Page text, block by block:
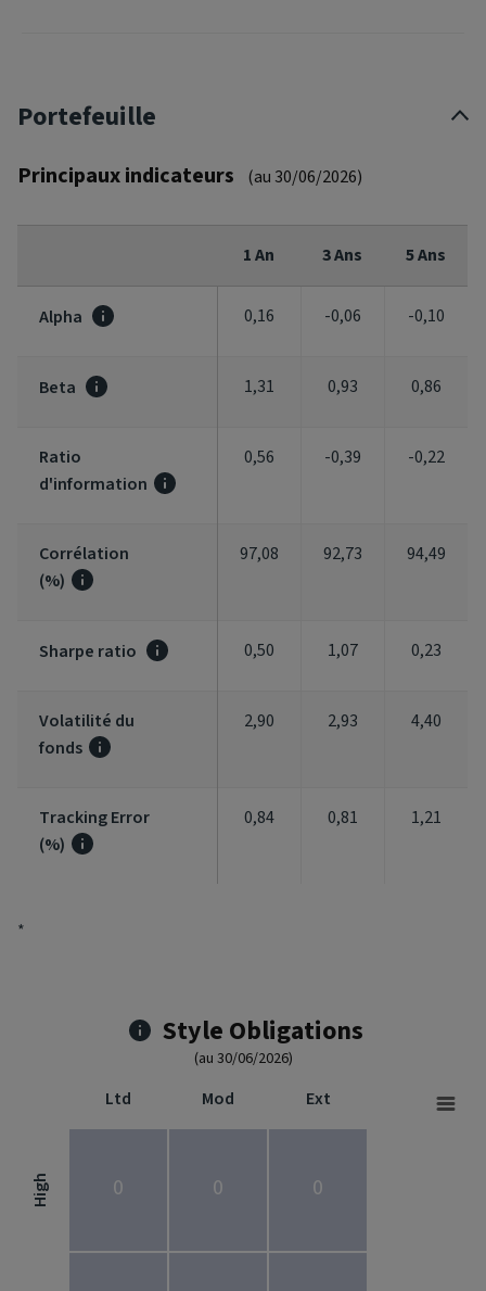
Portefeuille
Principaux indicateurs (au 30/06/2026)
1 An 3 Ans 5 Ans
Alpha 0,16 -0,06 -0,10
Beta 1,31 0,93 0,86
Ratio
d'information
0,56 -0,39 -0,22
Corrélation
(%)
97,08 92,73 94,49
Sharpe ratio 0,50 1,07 0,23
Volatilité du
fonds
2,90 2,93 4,40
Tracking Error
(%)
0,84 0,81 1,21
*
Style Obligations
(au 30/06/2026)
Fixed Income Style chart. The chart is a heatmap showing
View as data table, Fixed Income Style
The chart has 1 Y axis displaying categories.
0 0 0
Ltd Mod Ext
High